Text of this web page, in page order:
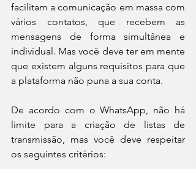
facilitam a comunicação em massa com
vários contatos, que recebem as
mensagens de forma simultânea e
individual. Mas você deve ter em mente
que existem alguns requisitos para que
a plataforma não puna a sua conta.
De acordo com o WhatsApp, não há
limite para a criação de listas de
transmissão, mas você deve respeitar
os seguintes critérios: